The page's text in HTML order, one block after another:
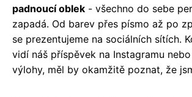
padnoucí oblek - všechno do sebe
zapadá. Od barev přes písmo až po
se prezentujeme na sociálních sítích.
vidí náš příspěvek na Instagramu
výlohy, měl by okamžitě poznat, že